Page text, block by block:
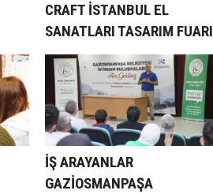
CRAFT İSTANBUL EL
SANATLARI TASARIM FUARI
İŞ ARAYANLAR
GAZİOSMANPAŞA